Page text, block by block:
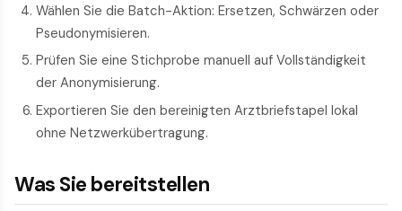
Wählen Sie die Batch-Aktion: Ersetzen, Schwärzen oder
Pseudonymisieren.
Prüfen Sie eine Stichprobe manuell auf Vollständigkeit
der Anonymisierung.
Exportieren Sie den bereinigten Arztbrief­stapel lokal
ohne Netzwerkübertragung.
Was Sie bereitstellen